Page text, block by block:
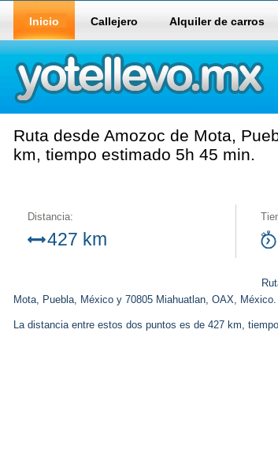
Inicio Callejero Alquiler de carros
Ruta desde Amozoc de Mota,
km, tiempo estimado 5h 45 min.
Distancia:
427 km
Mota, Puebla, México y 70805 Miahuatlan, OAX, México.
La distancia entre estos dos puntos es de 427 km,